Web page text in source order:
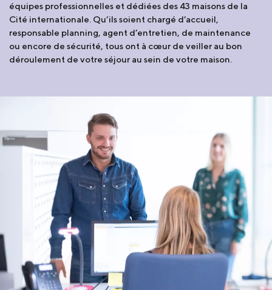
équipes professionnelles et dédiées des 43 maisons de la
Cité internationale. Qu’ils soient chargé d’accueil,
responsable planning, agent d’entretien, de maintenance
ou encore de sécurité, tous ont à cœur de veiller au bon
déroulement de votre séjour au sein de votre maison.